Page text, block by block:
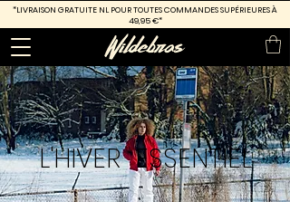
*LIVRAISON GRATUITE NL POUR TOUTES COMMANDES SUPÉRIEURES À
49,95 €*
L'HIVER ESSENTIEL